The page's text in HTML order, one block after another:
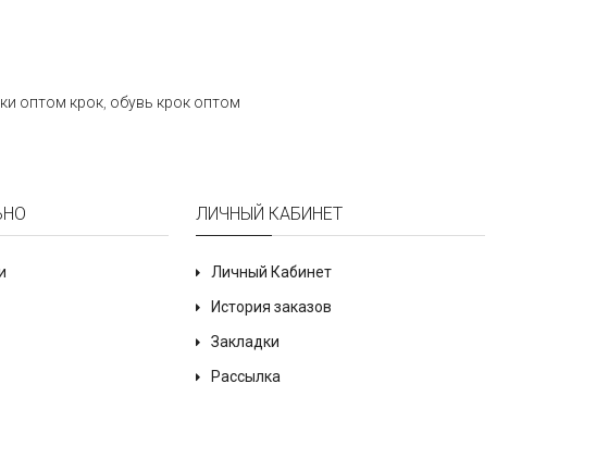
оптом крок обувь крок оптом
ЛИЧНЫЙ КАБИНЕТ
Личный Кабинет
История заказов
Закладки
Рассылка